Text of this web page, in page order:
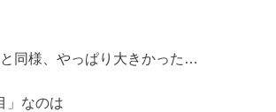
同様、やっぱり大きかった…
」なのは